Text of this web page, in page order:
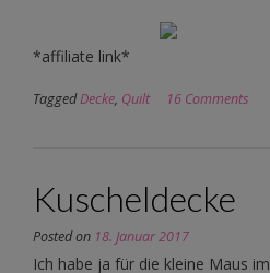
*affiliate link*
TaggedDecke, Quilt 16 Comments
Kuscheldecke
Posted on 18. Januar 2017
Ich habe ja für die kleine Maus im